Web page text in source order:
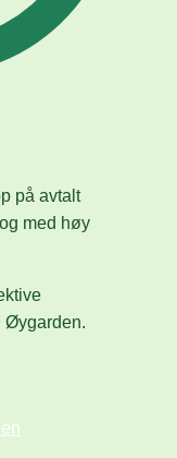
på avtalt
med høy
Øygarden.